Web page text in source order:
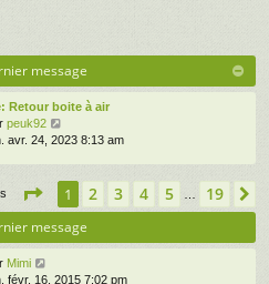
message
Retour boite à air
peuk92
o
e
d
n
avr. 24, 2023 8:13 am
Page 1sur 19
1 2 3 4 5 … 19
message
Mimi
févr. 16, 2015 7:02 pm